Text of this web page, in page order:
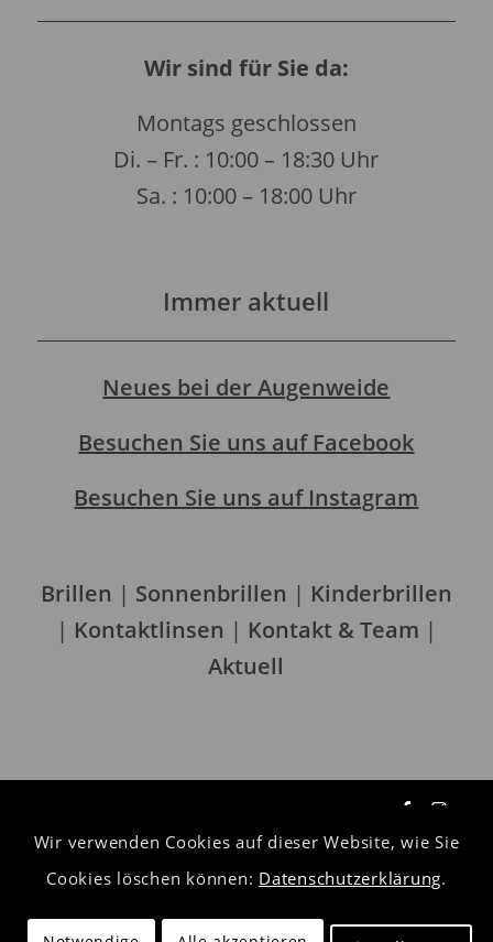
Wir sind für Sie da:
Montags geschlossen
Di. – Fr. : 10:00 – 18:30 Uhr
Sa. : 10:00 – 18:00 Uhr
Immer aktuell
Neues bei der Augenweide
Besuchen Sie uns auf Facebook
Besuchen Sie uns auf Instagram
Brillen | Sonnenbrillen | Kinderbrillen
| Kontaktlinsen | Kontakt & Team |
Aktuell
Datenschutzerklärung
Impressum
Wir verwenden Cookies auf dieser Website, wie Sie
Cookies löschen können: Datenschutzerklärung.